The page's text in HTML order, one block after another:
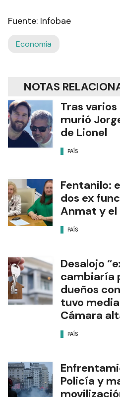
Fuente: Infobae
Economía
NOTAS
Tras
murió
de Lionel
PAÍS
Fentanilo:
dos ex
Anmat y el
PAÍS
Desalojo
cambiaría
dueños
tuvo
Cámara
PAÍS
Policía y